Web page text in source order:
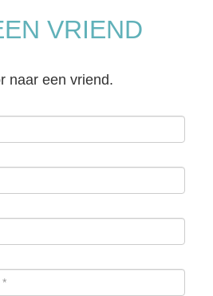
VRIEND
naar een vriend.